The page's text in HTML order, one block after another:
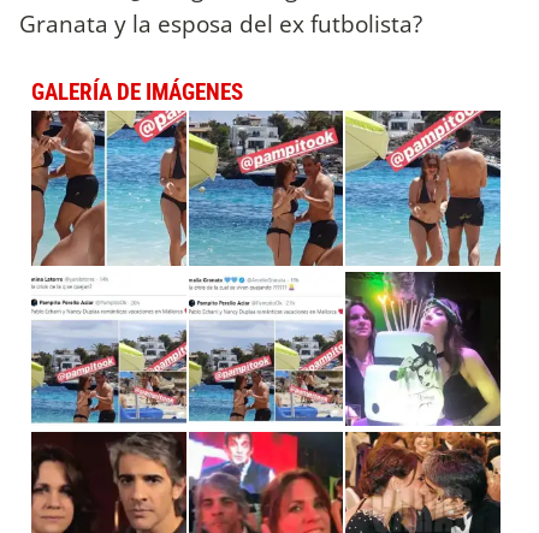
Granata y la esposa del ex futbolista?
GALERÍA DE IMÁGENES